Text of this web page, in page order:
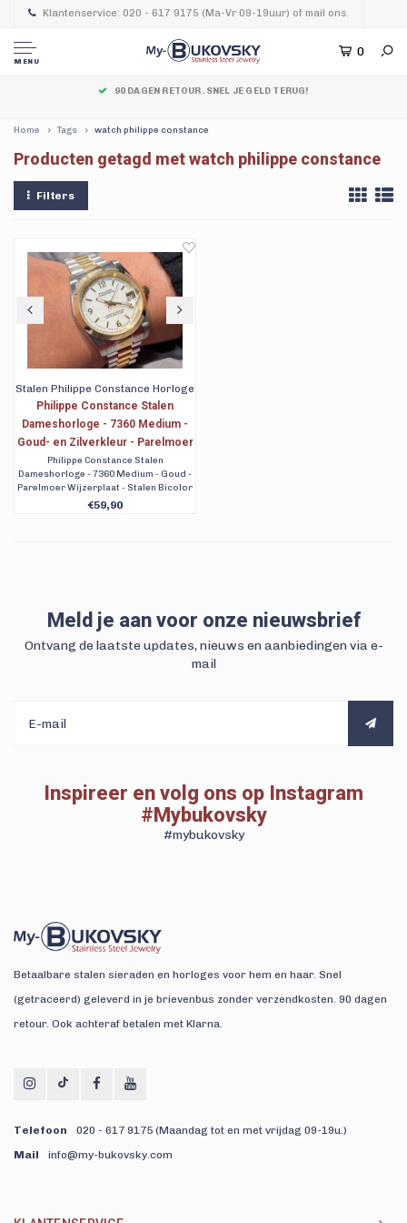
Klantenservice: 020 - 617 9175 (Ma-Vr 09-19uur) of mail ons.
MENU
0
90 DAGEN RETOUR. SNEL JE GELD TERUG!
Home Tags watch philippe constance
Producten getagd met watch philippe constance
Filters
Stalen Philippe Constance Horloge
Philippe Constance Stalen
Dameshorloge - 7360 Medium -
Goud- en Zilverkleur - Parelmoer
Wijzerplaat - Stalen Bicolor
Schakelband - Datumaanduiding
Philippe Constance Stalen
Dameshorloge - 7360 Medium - Goud -
Parelmoer Wijzerplaat - Stalen Bicolor
Schakelband - Datumaanduiding. Met
€59,90
Meld je aan voor onze nieuwsbrief
Ontvang de laatste updates, nieuws en aanbiedingen via e-
mail
Inspireer en volg ons op Instagram
#Mybukovsky
#mybukovsky
Betaalbare stalen sieraden en horloges voor hem en haar. Snel
(getraceerd) geleverd in je brievenbus zonder verzendkosten. 90 dagen
retour. Ook achteraf betalen met Klarna.
Telefoon
020 - 617 9175 (Maandag tot en met vrijdag 09-19u.)
Mail
info@my-bukovsky.com